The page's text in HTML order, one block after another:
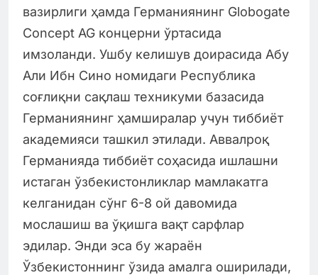
вазирлиги ҳамда Германиянинг Globogate
Concept AG концерни ўртасида
имзоланди. Ушбу келишув доирасида Абу
Али Ибн Сино номидаги Республика
соғлиқни сақлаш техникуми базасида
Германиянинг ҳамширалар учун тиббиёт
академияси ташкил этилади. Аввалроқ
Германияда тиббиёт соҳасида ишлашни
истаган ўзбекистонликлар мамлакатга
келганидан сўнг 6-8 ой давомида
мослашиш ва ўқишга вақт сарфлар
эдилар. Энди эса бу жараён
Ўзбекистоннинг ўзида амалга оширилади,